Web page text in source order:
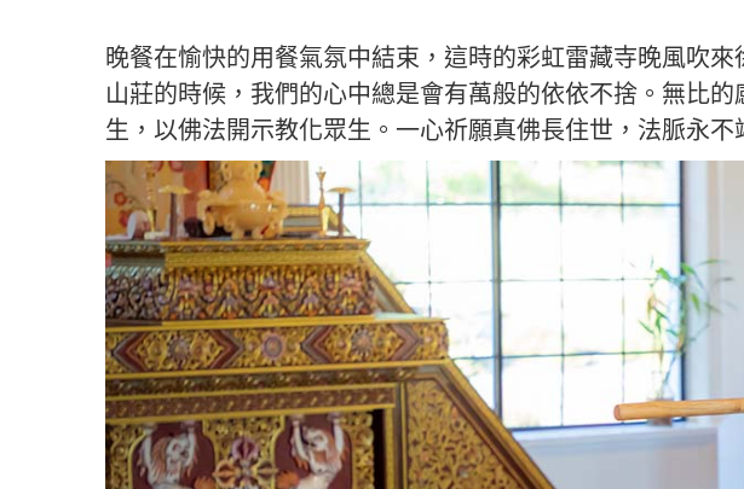
晚餐在愉快的用餐氣氛中結束，這時的彩虹雷藏寺晚風吹
山莊的時候，我們的心中總是會有萬般的依依不捨。無比
生，以佛法開示教化眾生。一心祈願真佛長住世，法脈永不